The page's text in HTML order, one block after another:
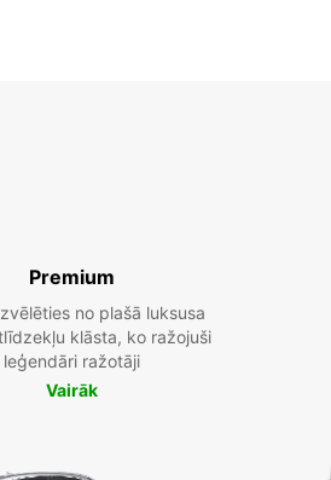
Premium
no plašā luksusa
klāsta, ko ražojuši
leģendāri ražotāji
Vairāk